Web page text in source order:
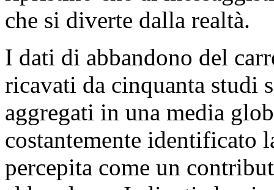
che si diverte dalla realtà.
I dati di abbandono del
ricavati da cinquanta studi
aggregati in una media
costantemente identificato
percepita come un